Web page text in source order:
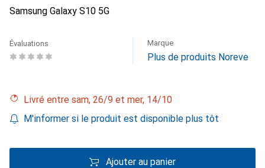
Samsung Galaxy S10 5G
Évaluations Marque
Plus de produits Noreve
Livré entre sam, 26/9 et mer, 14/10
M'informer si le produit est disponible plus tôt
Ajouter au panier